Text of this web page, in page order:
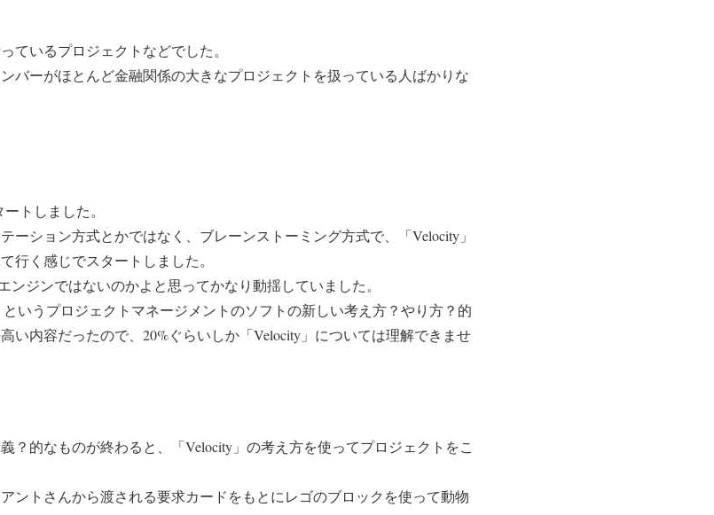
ているプロジェクトなどでした。
バーがほとんど金融関係の大きなプロジェクトを扱っている人ばかりな
トしました。
ーション方式とかではなく、ブレーンストーミング方式で、「Velocity」
行く感じでスタートしました。
ンジンではないのかよと思ってかなり動揺していました。
というプロジェクトマネージメントのソフトの新しい考え方？やり方？的
い内容だったので、20%ぐらいしか「Velocity」については理解できませ
？的なものが終わると、「Velocity」の考え方を使ってプロジェクトをこ
ントさんから渡される要求カードをもとにレゴのブロックを使って動物